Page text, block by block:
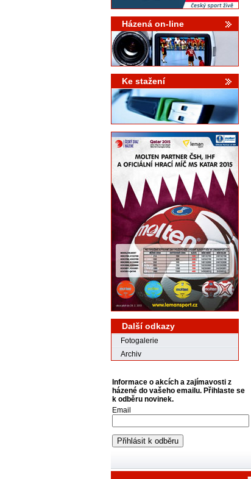
Házená on-line
Ke stažení
Další odkazy
Fotogalerie
Archiv
Informace o akcích a zajímavosti z
házené do vašeho emailu. Přihlaste se
k odběru novinek.
Email